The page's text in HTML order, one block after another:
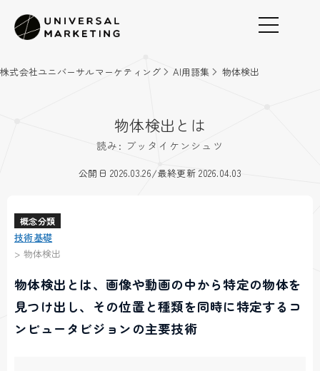
株式会社ユニバーサルマーケティング AI用語集 物体検出
物体検出とは
読み: ブッタイケンシュツ
公開日 2026.03.26/最終更新 2026.04.03
概念分類
技術基礎
> 物体検出
物体検出とは、画像や動画の中から特定の物体を
見つけ出し、その位置と種類を同時に特定するコ
ンピュータビジョンの主要技術